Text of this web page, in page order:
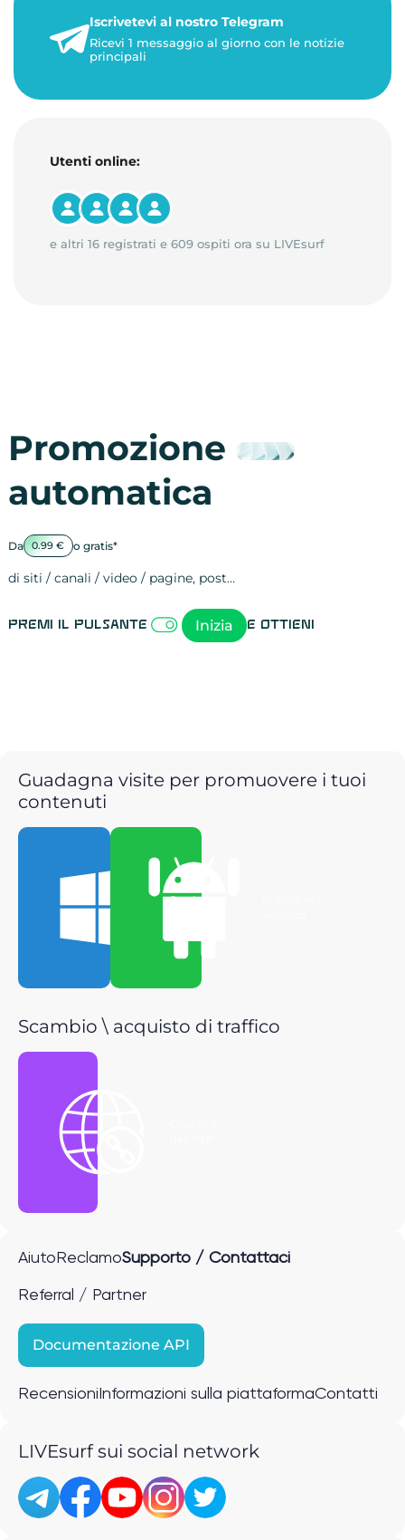
23 maggio 2026
1 minuto di lettura
Iscrivetevi al nostro Telegram
Ricevi 1 messaggio al giorno con le notizie
principali
Utenti online:
e altri 16 registrati e 609 ospiti ora su LIVEsurf
Promozione
automatica
Da 0.99 € o gratis*
di siti / canali / video / pagine, post…
Premi il pulsante Inizia e ottieni
Guadagna visite per promuovere i tuoi
contenuti
Scarica per
Scambio \ acquisto di traffico
Aiuto ReclamoSupporto / Contattaci
Referral / Partner
Documentazione API
Recensioni Informazioni sulla piattaformaContatti
LIVEsurf sui social network